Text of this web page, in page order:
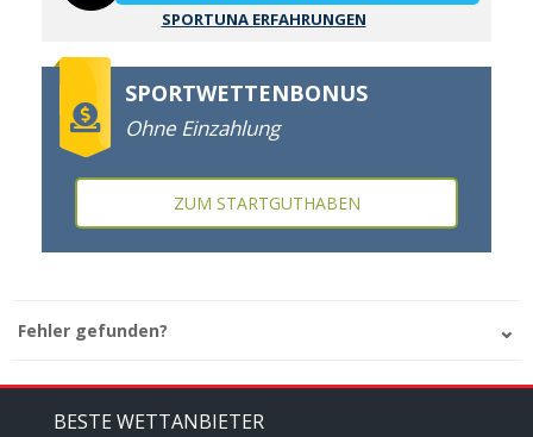
SPORTUNA ERFAHRUNGEN
SPORTWETTENBONUS
Ohne Einzahlung
ZUM STARTGUTHABEN
Fehler gefunden?
BESTE WETTANBIETER